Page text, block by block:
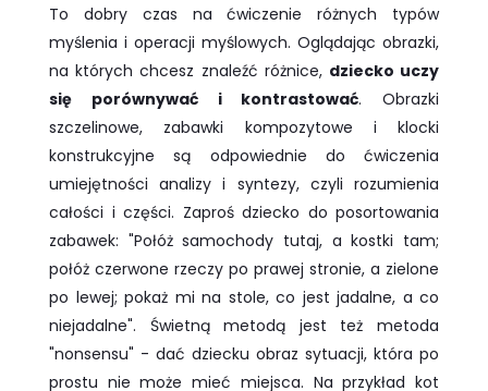
To dobry czas na ćwiczenie różnych typów
myślenia i operacji myślowych. Oglądając obrazki,
na których chcesz znaleźć różnice, dziecko uczy
się porównywać i kontrastować. Obrazki
szczelinowe, zabawki kompozytowe i klocki
konstrukcyjne są odpowiednie do ćwiczenia
umiejętności analizy i syntezy, czyli rozumienia
całości i części. Zaproś dziecko do posortowania
zabawek: "Połóż samochody tutaj, a kostki tam;
połóż czerwone rzeczy po prawej stronie, a zielone
po lewej; pokaż mi na stole, co jest jadalne, a co
niejadalne". Świetną metodą jest też metoda
"nonsensu" - dać dziecku obraz sytuacji, która po
prostu nie może mieć miejsca. Na przykład kot